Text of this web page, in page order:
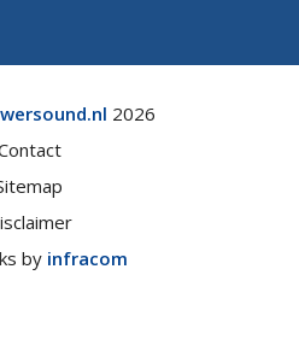
2026
by infracom